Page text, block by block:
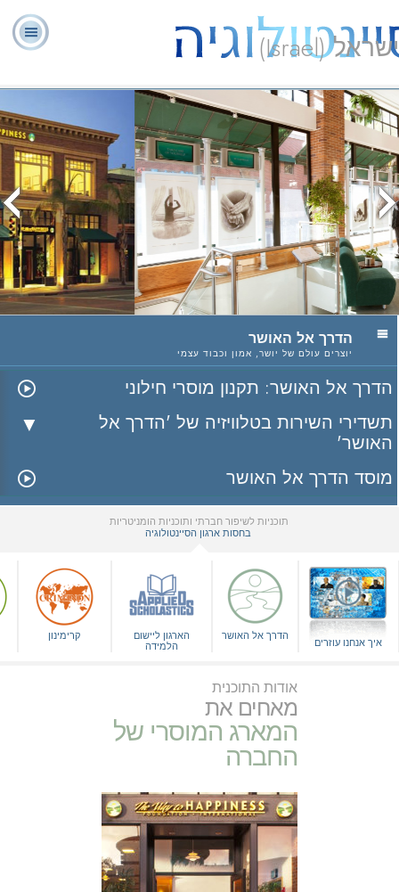
ישראל (Israel)
אודותינו
ל. רון
מהי
סיינטולוגיה?
יועצים
רוחניים
מתנדבים
הדרך אל האושר: תקנון מוסרי חילוני
צפה בווידיאו
הדרך אל האושר
יוצרים עולם של יושר, אמון וכבוד עצמי
הדרך אל האושר: תקנון מוסרי חילוני
תשדירי השירות בטלוויזיה של 'הדרך אל
האושר'
מוסד הדרך אל האושר
תוכניות לשיפור חברתי ותוכניות הומניטריות
בחסות ארגון הסיינטולוגיה
איך אנחנו עוזרים
הדרך אל האושר
הארגון ליישום
הלמידה
קרימינון
אודות התוכנית
מאחים את
המארג המוסרי של
החברה